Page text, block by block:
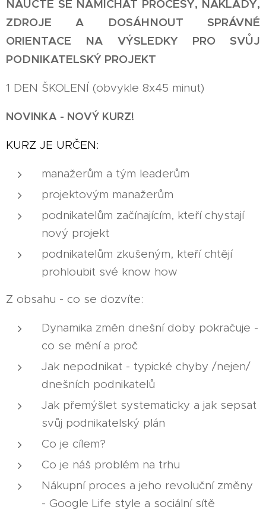
NAUČTE SE NAMÍCHAT PROCESY, NÁKLADY,
ZDROJE A DOSÁHNOUT SPRÁVNÉ
ORIENTACE NA VÝSLEDKY PRO SVŮJ
PODNIKATELSKÝ PROJEKT
1 DEN ŠKOLENÍ (obvykle 8x45 minut)
NOVINKA - NOVÝ KURZ!
KURZ JE URČEN:
manažerům a tým leaderům
projektovým manažerům
podnikatelům začínajícím, kteří chystají
nový projekt
podnikatelům zkušeným, kteří chtějí
prohloubit své know how
Z obsahu - co se dozvíte:
Dynamika změn dnešní doby pokračuje -
co se mění a proč
Jak nepodnikat - typické chyby /nejen/
dnešních podnikatelů
Jak přemýšlet systematicky a jak sepsat
svůj podnikatelský plán
Co je cílem?
Co je náš problém na trhu
Nákupní proces a jeho revoluční změny
- Google Life style a sociální sítě